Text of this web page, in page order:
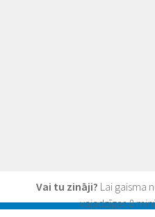
Vai tu zināji? Lai gaisma
vajadzīgas 8